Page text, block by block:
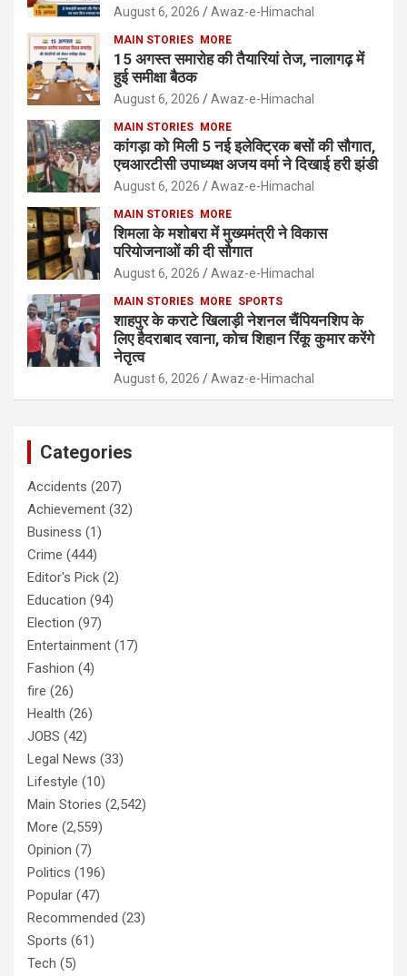
August 6, 2026 Awaz-e-Himachal
MAIN STORIES MORE
15 अगस्त समारोह की तैयारियां तेज, नालागढ़ में
हुई समीक्षा बैठक
August 6, 2026 Awaz-e-Himachal
MAIN STORIES MORE
कांगड़ा को मिली 5 नई इलेक्ट्रिक बसों की सौगात,
एचआरटीसी उपाध्यक्ष अजय वर्मा ने दिखाई हरी झंडी
August 6, 2026 Awaz-e-Himachal
MAIN STORIES MORE
शिमला के मशोबरा में मुख्यमंत्री ने विकास
परियोजनाओं की दी सौगात
August 6, 2026 Awaz-e-Himachal
MAIN STORIES MORE SPORTS
शाहपुर के कराटे खिलाड़ी नेशनल चैंपियनशिप के
लिए हैदराबाद रवाना, कोच शिहान रिंकू कुमार करेंगे
नेतृत्व
August 6, 2026 Awaz-e-Himachal
Categories
Accidents (207)
Achievement (32)
Business (1)
Crime (444)
Editor's Pick (2)
Education (94)
Election (97)
Entertainment (17)
Fashion (4)
fire (26)
Health (26)
JOBS (42)
Legal News (33)
Lifestyle (10)
Main Stories (2,542)
More (2,559)
Opinion (7)
Politics (196)
Popular (47)
Recommended (23)
Sports (61)
Tech (5)